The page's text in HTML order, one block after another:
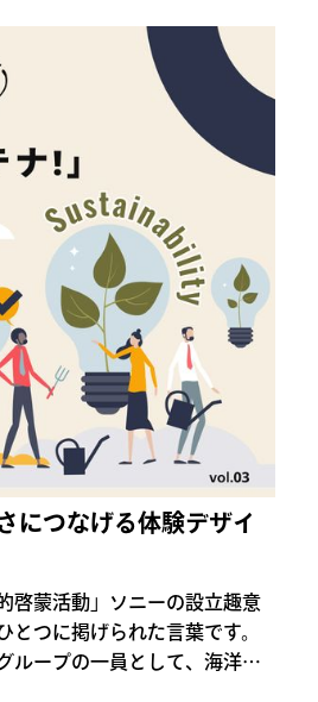
につなげる体験デザイ
啓蒙活動」ソニーの設立趣意
とつに掲げられた言葉です。
ループの一員として、海洋プ